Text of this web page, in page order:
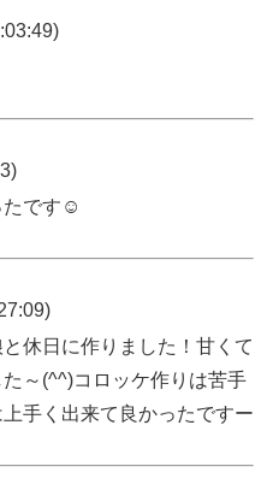
たです☺︎︎︎︎
休日に作りました！甘くて
～(^^)コロッケ作りは苦手
手く出来て良かったですー